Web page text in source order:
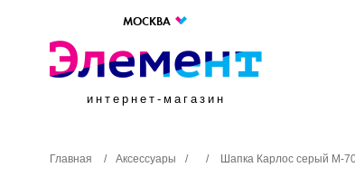
МОСКВА
интернет-магазин
Главная / Аксессуары / / Шапка Карлос серый М-